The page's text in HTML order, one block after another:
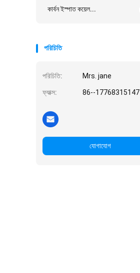
কার্বন ইস্পাত কয়েল...
পরিচিতি
পরিচিতি: Mrs. jane
ফ্যাক্স: 86--17768315147
যোগাযোগ